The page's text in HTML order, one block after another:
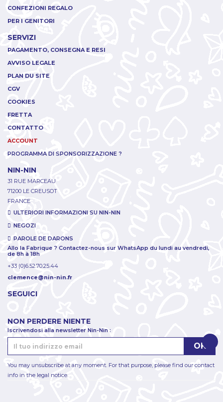
CONFEZIONI REGALO
PER I GENITORI
SERVIZI
PAGAMENTO, CONSEGNA E RESI
AVVISO LEGALE
PLAN DU SITE
CGV
COOKIES
FRETTA
CONTATTO
ACCOUNT
PROGRAMMA DI SPONSORIZZAZIONE ?
NIN-NIN
31 RUE MARCEAU
71200 LE CREUSOT
FRANCE
ULTERIORI INFORMAZIONI SU NIN-NIN
NEGOZI
PAROLE DE DARONS
Allo la Fabrique ? Contactez-nous sur WhatsApp du lundi au vendredi,
de 8h à 18h
+33 (0)6.52.70.25.44
clemence@nin-nin.fr
SEGUICI
NON PERDERE NIENTE
Iscrivendosi alla newsletter Nin-Nin :
You may unsubscribe at any moment. For that purpose, please find our contact
info in the legal notice.